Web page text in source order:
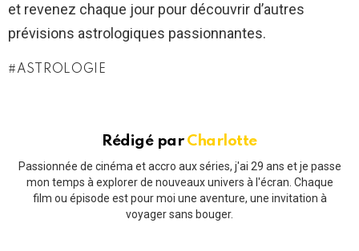
et revenez chaque jour pour découvrir d’autres
prévisions astrologiques passionnantes.
ASTROLOGIE
Rédigé par Charlotte
Passionnée de cinéma et accro aux séries, j'ai 29 ans et je passe
mon temps à explorer de nouveaux univers à l'écran. Chaque
film ou épisode est pour moi une aventure, une invitation à
voyager sans bouger.